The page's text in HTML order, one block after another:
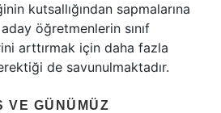
kutsallığından sapmalarına
öğretmenlerin sınıf
arttırmak için daha fazla
de savunulmaktadır.
VE GÜNÜMÜZ